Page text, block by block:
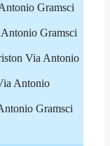
Gramsci
Gramsci
Via Antonio
Antonio
Gramsci